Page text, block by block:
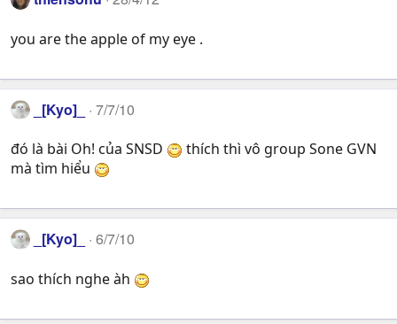
you are the apple of my eye .
_[Kyo]_ 7/7/10
đó là bài Oh! của SNSD
thích thì vô group Sone GVN
mà tìm hiểu
_[Kyo]_ 6/7/10
sao thích nghe àh